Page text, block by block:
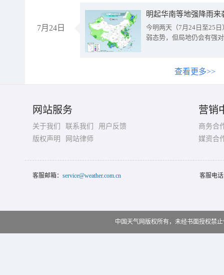
7月24日
明起华南等地强降雨
今明两天（7月24日至25
弱态势，但局地仍会有强
查看更多>>
网站服务
关于我们 联系我们
用户反馈
版权声明
网站律师
营销
商务合
媒资合
客服邮箱： service@weather.com.cn 客服电
中国天气网版权所有，未经书面授权